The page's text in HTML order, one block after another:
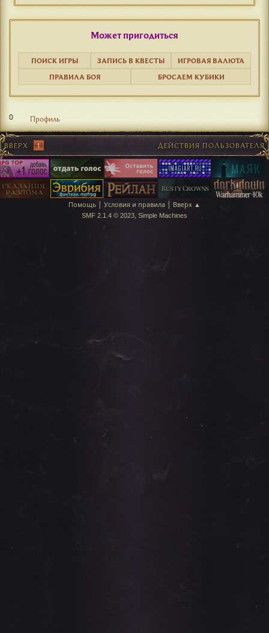
Может пригодиться
ПОИСК ИГРЫ ЗАПИСЬ В КВЕСТЫ
ИГРОВАЯ ВАЛЮТА
ПРАВИЛА БОЯ
БРОСАЕМ КУБИКИ
0 Профиль
ВВЕРХ 1 ДЕЙСТВИЯ ПОЛЬЗОВАТЕЛЯ
Помощь | Условия и правила | Вверх ▲
SMF 2.1.4 © 2023, Simple Machines